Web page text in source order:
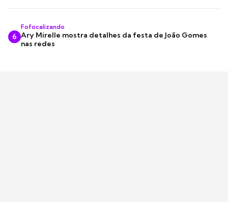
6
Fofocalizando
Ary Mirelle mostra detalhes da festa de João Gomes
nas redes